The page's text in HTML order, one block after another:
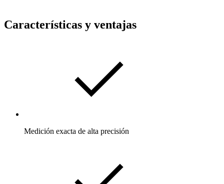
Características y ventajas
Medición exacta de alta precisión